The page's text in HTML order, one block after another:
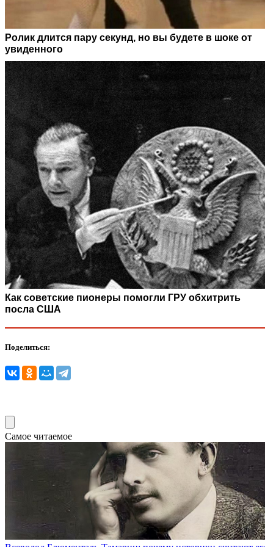
Ролик длится пару секунд, но вы будете в шоке от
увиденного
Как советские пионеры помогли ГРУ обхитрить
посла США
Поделиться:
Самое читаемое